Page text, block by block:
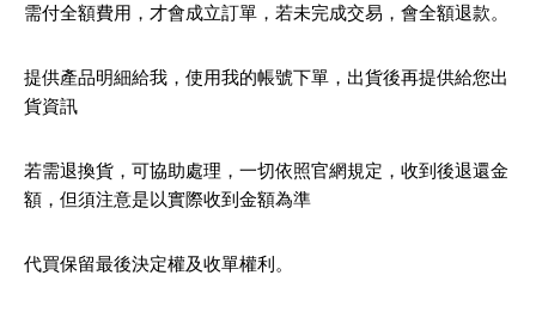
需付全額費用，才會成立訂單，若未完成交易，會全額退款。
提供產品明細給我，使用我的帳號下單，出貨後再提供給您出
貨資訊
若需退換貨，可協助處理，一切依照官網規定，收到後退還金
額，但須注意是以實際收到金額為準
代買保留最後決定權及收單權利。